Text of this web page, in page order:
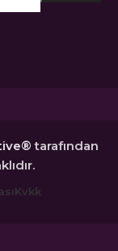
tarafından
Kvkk